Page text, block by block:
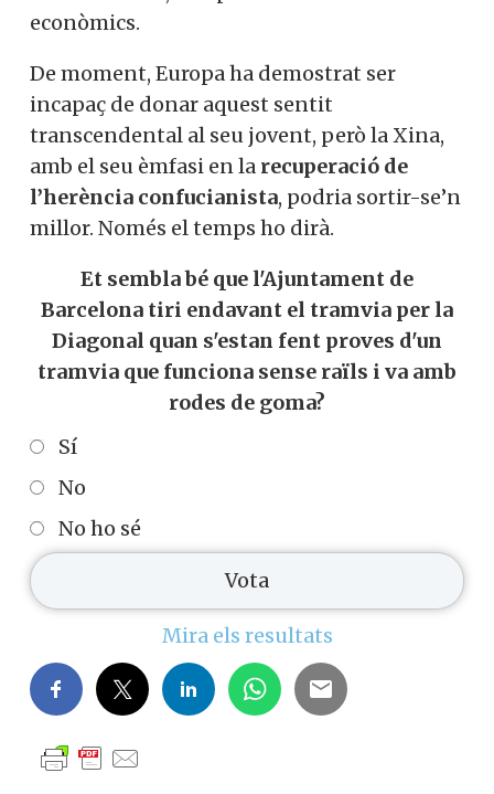
econòmics.
De moment, Europa ha demostrat ser
incapaç de donar aquest sentit
transcendental al seu jovent, però la Xina,
amb el seu èmfasi en la recuperació de
l’herència confucianista, podria sortir-se’n
millor. Només el temps ho dirà.
Et sembla bé que l'Ajuntament de
Barcelona tiri endavant el tramvia per la
Diagonal quan s'estan fent proves d'un
tramvia que funciona sense raïls i va amb
rodes de goma?
Sí
No
No ho sé
Mira els resultats